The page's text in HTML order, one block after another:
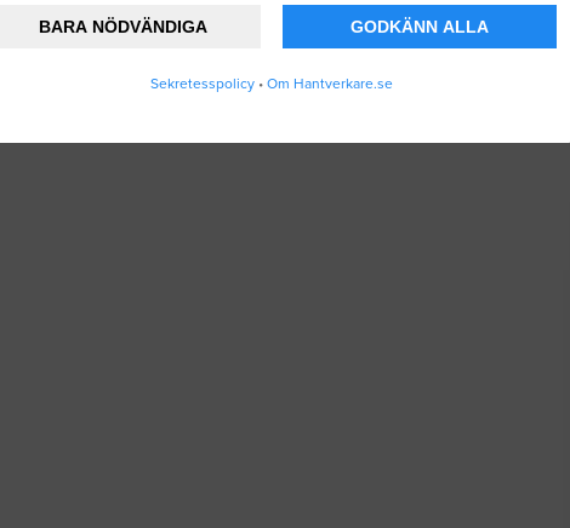
BARA NÖDVÄNDIGA GODKÄNN ALLA
Sekretesspolicy • Om Hantverkare.se